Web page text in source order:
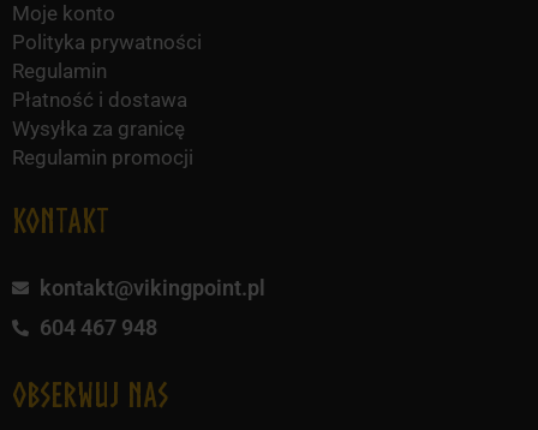
Moje konto
Polityka prywatności
Regulamin
Płatność i dostawa
Wysyłka za granicę
Regulamin promocji
KONTAKT
kontakt@vikingpoint.pl
604 467 948
obserwuj nas